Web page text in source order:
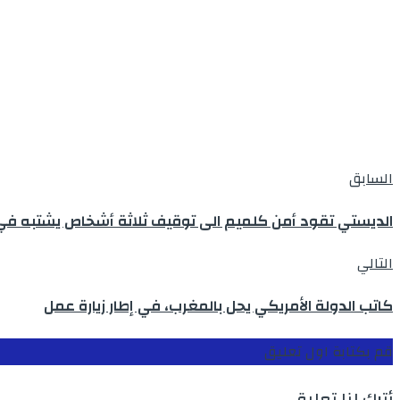
السابق
الديستي تقود أمن كلميم الى توقيف ثلاثة أشخاص يشتبه
التالي
كاتب الدولة الأمريكي يحل بالمغرب، في إطار زيارة عمل
قم بكتابة اول تعليق